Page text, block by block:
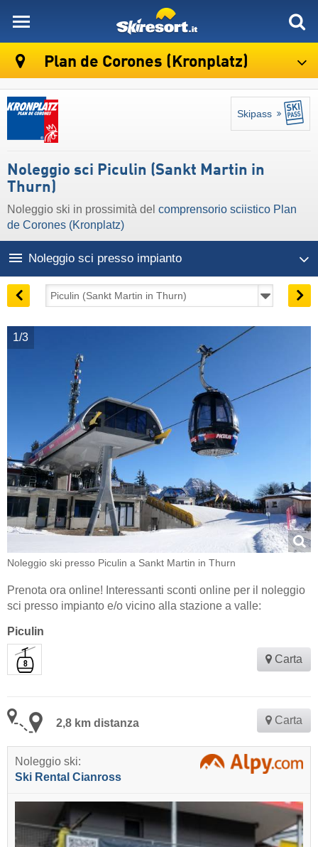
Plan de Corones (Kronplatz)
Skipass
Noleggio sci Piculin (Sankt Martin in
Thurn)
Noleggio ski in prossimità del comprensorio sciistico Plan
de Corones (Kronplatz)
Noleggio sci presso impianto
1/3
Noleggio ski presso Piculin a Sankt Martin in Thurn
Prenota ora online! Interessanti sconti online per il noleggio
sci presso impianto e/o vicino alla stazione a valle:
Piculin
Carta
2,8 km distanza Carta
Noleggio ski:
Ski Rental Cianross